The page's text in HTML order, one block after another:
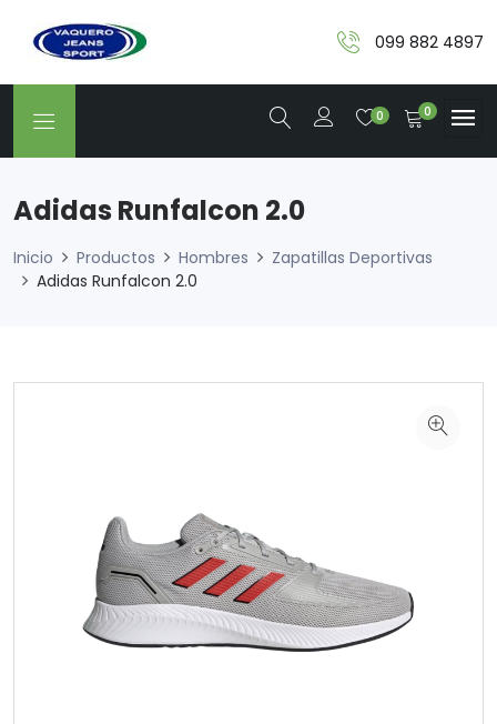
099 882 4897
0 0
Adidas Runfalcon 2.0
Inicio Productos Hombres
Zapatillas Deportivas
Adidas Runfalcon 2.0